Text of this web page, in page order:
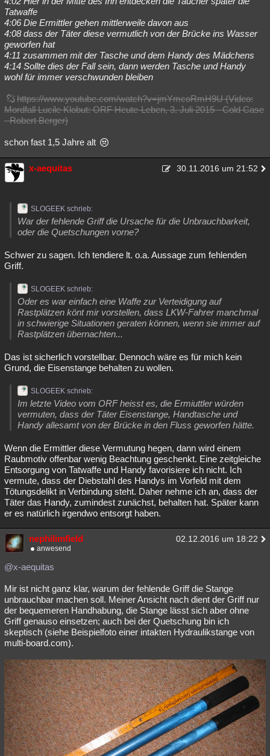
Tatwaffe
4:06 Die Ermittler gehen mittlerweile davon aus
4:08 dass der Täter diese vermutlich von der Brücke ins Wasser
geworfen hat
4:11 zusammen mit der Tasche und dem Handy des Mädchens
4:14 Sollte dies der Fall sein, dann werden Tasche und Handy
wohl für immer verschwunden bleiben
https://www.youtube.com/watch?v=jmYmcoRmH9U (Video:
Mordfall Lucile Klobut: ORF Heute-Leben, 3. Juli 2015 - Cold Case
- Robert Berger)
schon fast 1,5 Jahre alt
x-aequitas 30.11.2016 um 21:52
SLOGEEK schrieb:
War der fehlende Griff die Ursache für die Unbrauchbarkeit,
oder die Quetschungen vorne?
Schwer zu sagen. Ich tendiere lt. o.a. Aussage zum fehlenden
Griff.
SLOGEEK schrieb:
Oder es war einfach eine Waffe zur Verteidigung auf
Rastplätzen könt mir vorstellen, dass LKW-Fahrer manchmal
in schwierige Situationen geraten können, wenn sie immer auf
Rastplätzen übernachten...
Das ist sicherlich vorstellbar. Dennoch wäre es für mich kein
Grund, die Eisenstange behalten zu wollen.
SLOGEEK schrieb:
Im letzte Video vom ORF heisst es, die Ermiuttler würden
vermuten, dass der Täter Eisenstange, Handtasche und
Handy allesamt von der Brücke in den Fluss geworfen hätte.
Wenn die Ermittler diese Vermutung hegen, dann wird einem
Raubmotiv offenbar wenig Beachtung geschenkt. Eine zeitgleiche
Entsorgung von Tatwaffe und Handy favorisiere ich nicht. Ich
vermute, dass der Diebstahl des Handys im Vorfeld mit dem
Tötungsdelikt in Verbindung steht. Daher nehme ich an, dass der
Täter das Handy, zumindest zunächst, behalten hat. Später kann
er es natürlich irgendwo entsorgt haben.
nephilimfield 02.12.2016 um 18:22
anwesend
@x-aequitas
Mir ist nicht ganz klar, warum der fehlende Griff die Stange
unbrauchbar machen soll. Meiner Ansicht nach dient der Griff nur
der bequemeren Handhabung, die Stange lässt sich aber ohne
Griff genauso einsetzen; auch bei der Quetschung bin ich
skeptisch (siehe Beispielfoto einer intakten Hydraulikstange von
multi-board.com).